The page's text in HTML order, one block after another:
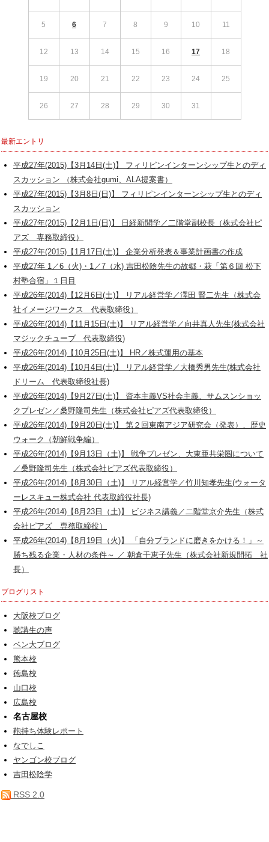
5 6 7 8 9 10 11
12 13 14 15 16 17 18
19 20 21 22 23 24 25
26 27 28 29 30 31
最新エントリ
平成27年(2015)【3月14日(土)】 フィリピンインターンシップ生とのディ
スカッション （株式会社gumi、ALA提案書）
平成27年(2015)【3月8日(日)】 フィリピンインターンシップ生とのディ
スカッション
平成27年(2015)【2月1日(日)】 日経新聞学／二階堂副校長（株式会社ピ
アズ 専務取締役）
平成27年(2015)【1月17日(土)】 企業分析発表＆事業計画書の作成
平成27年 1／6（火)・1／7（水) 吉田松陰先生の故郷・萩「第６回 松下
村塾合宿」１日目
平成26年(2014)【12月6日(土)】 リアル経営学／澤田 賢二先生（株式会
社イメージワークス 代表取締役）
平成26年(2014)【11月15日(土)】 リアル経営学／向井真人先生(株式会社
マジックチューブ 代表取締役)
平成26年(2014)【10月25日(土)】 HR／株式運用の基本
平成26年(2014)【10月4日(土)】 リアル経営学／大橋秀男先生(株式会社
ドリーム 代表取締役社長)
平成26年(2014)【9月27日(土)】 資本主義VS社会主義、サムスンショッ
クプレゼン／桑野隆司先生（株式会社ピアズ代表取締役）
平成26年(2014)【9月20日(土)】 第２回東南アジア研究会（発表）、歴史
ウォーク（朝鮮戦争編）
平成26年(2014)【9月13日（土)】 戦争プレゼン、大東亜共栄圏について
／桑野隆司先生（株式会社ピアズ代表取締役）
平成26年(2014)【8月30日（土)】 リアル経営学／竹川知孝先生(ウォータ
ーレスキュー株式会社 代表取締役社長)
平成26年(2014)【8月23日（土)】 ビジネス講義／二階堂京介先生（株式
会社ピアズ 専務取締役）
平成26年(2014)【8月19日（火)】 「自分ブランドに磨きをかける！」～
勝ち残る企業・人材の条件～ ／ 朝倉千恵子先生（株式会社新規開拓 社
長）
ブログリスト
大阪校ブログ
聴講生の声
ベン大ブログ
熊本校
徳島校
山口校
広島校
名古屋校
鞄持ち体験レポート
なでしこ
ヤンゴン校ブログ
吉田松陰学
RSS 2.0